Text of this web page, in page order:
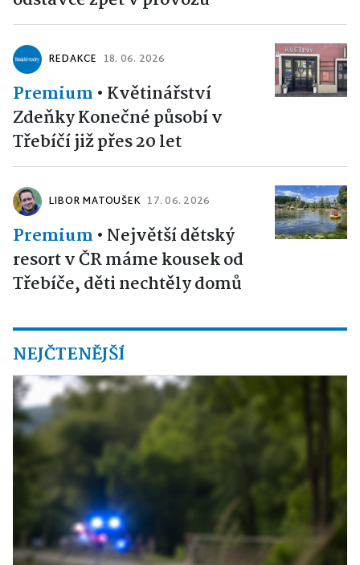
REDAKCE 18. 06. 2026
Premium • Květinářství
Zdeňky Konečné působí v
Třebíčí již přes 20 let
LIBOR MATOUŠEK 17. 06. 2026
Premium • Největší dětský
resort v ČR máme kousek od
Třebíče, děti nechtěly domů
NEJČTENĚJŠÍ